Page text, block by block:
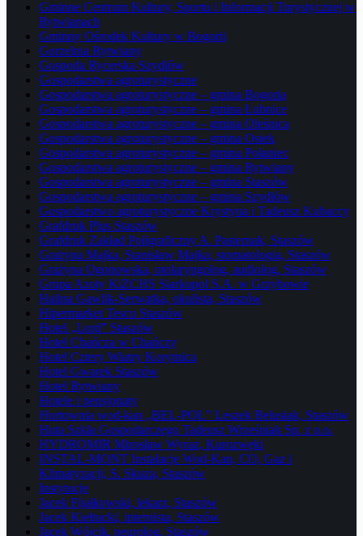
Gminne Centrum Kultury, Sportu i Informacji Turystycznej w
Rytwianach
Gminny Ośrodek Kultury w Bogorii
Gorzelnia Rytwiany
Gospoda Rycerska Szydłów
Gospodarstwa agroturystyczne
Gospodarstwa agroturystyczne – gmina Bogoria
Gospodarstwa agroturystyczne – gmina Łubnice
Gospodarstwa agroturystyczne – gmina Oleśnica
Gospodarstwa agroturystyczne – gmina Osiek
Gospodarstwa agroturystyczne – gmina Połaniec
Gospodarstwa agroturystyczne – gmina Rytwiany
Gospodarstwa agroturystyczne – gmina Staszów
Gospodarstwa agroturystyczne – gmina Szydłów
Gospodarstwo agroturystyczne Krystyna i Tadeusz Kubaccy
Grafdruk Plus Staszów
Grafdruk Zakład Poligraficzny A. Pasternak, Staszów
Grażyna Majka, Stanisław Majka, stomatologia, Staszów
Grażyna Ogonowska, otolaryngolog, audiolog, Staszów
Grupa Azoty KiZCHS Siarkopol S.A. w Grzybowie
Halina Gawlik-Serwatka, okulista, Staszów
Hipermarket Tesco Staszów
Hotel „Lord” Staszów
Hotel Chańcza w Chańczy
Hotel Cztery Wiatry Korytnica
Hotel Gwarek Staszów
Hotel Rytwiany
Hotele i pensjonaty
Hurtownia wod-kan „BEL-POL” Leszek Belusiak, Staszów
Huta Szkła Gospodarczego Tadeusz Wrześniak Sp. z o.o.
HYDROMIR Mirosław Wyraz, Kurozwęki
INSTAL-MONT Instalacje Wod-Kan, CO, Gaz i
Klimatyzacji, S. Skuza, Staszów
Instytucje
Jacek Fijałkowski, lekarz, Staszów
Jacek Kiełtucki, internista, Staszów
Jacek Wójcik, neurolog, Staszów